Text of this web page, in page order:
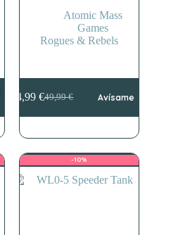
Atomic Mass
Games
Rogues & Rebels
49,99€
El
precio
era:
49,99 €.
44,99€El
precio
es:
44,99 €.
Avísame
-10%